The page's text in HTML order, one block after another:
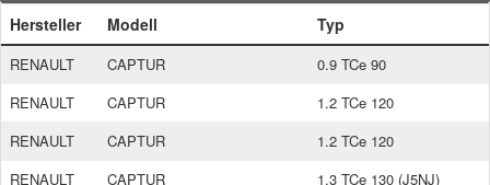
Hersteller
Modell Typ
RENAULT CAPTUR
0.9 TCe 90
RENAULT
CAPTUR
1.2 TCe 120
RENAULT
CAPTUR
1.2 TCe 120
RENAULT
CAPTUR
1.3 TCe 130 (J5NJ)
Smart Ersatzteile
Toyota Ersatzteile